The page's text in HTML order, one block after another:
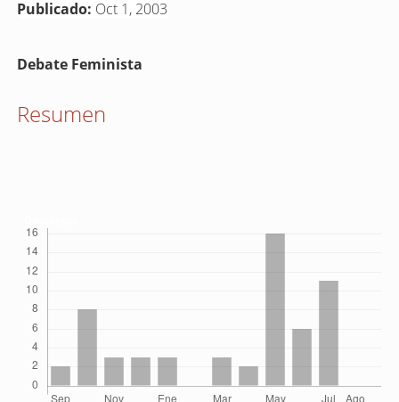
Publicado: Oct 1, 2003
Contenido
del
Debate Feminista
Resumen